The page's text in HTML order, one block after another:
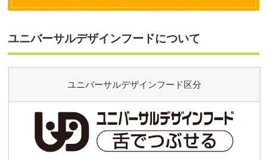
ユニバーサルデザインフードについて
ユニバーサルデザインフード区分